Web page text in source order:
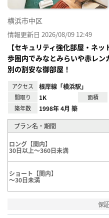
横浜市中区
情報更新日 2026/08/09 12:49
【セキュリティ強化部屋・ネ
歩圏内でみなとみらいや赤レ
別の割安な御部屋！
アクセス 根岸線「横浜駅」
間取り 1K 面積
築年数 1998年 4月 築
プラン名・期間
ロング【関内】
30日以上～360日未満
ショート【関内】
～30日未満
保